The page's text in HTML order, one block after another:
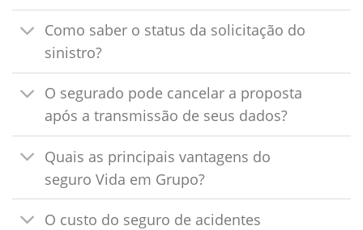
Como saber o status da solicitação do
sinistro?
O segurado pode cancelar a proposta
após a transmissão de seus dados?
Quais as principais vantagens do
seguro Vida em Grupo?
O custo do seguro de acidentes